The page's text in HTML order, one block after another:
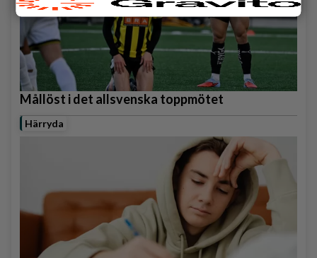
Mållöst i det allsvenska toppmötet
Härryda